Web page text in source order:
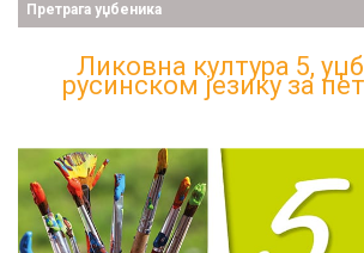
Претрага уџбеника
Ликовна култура 5,
русинском језику за